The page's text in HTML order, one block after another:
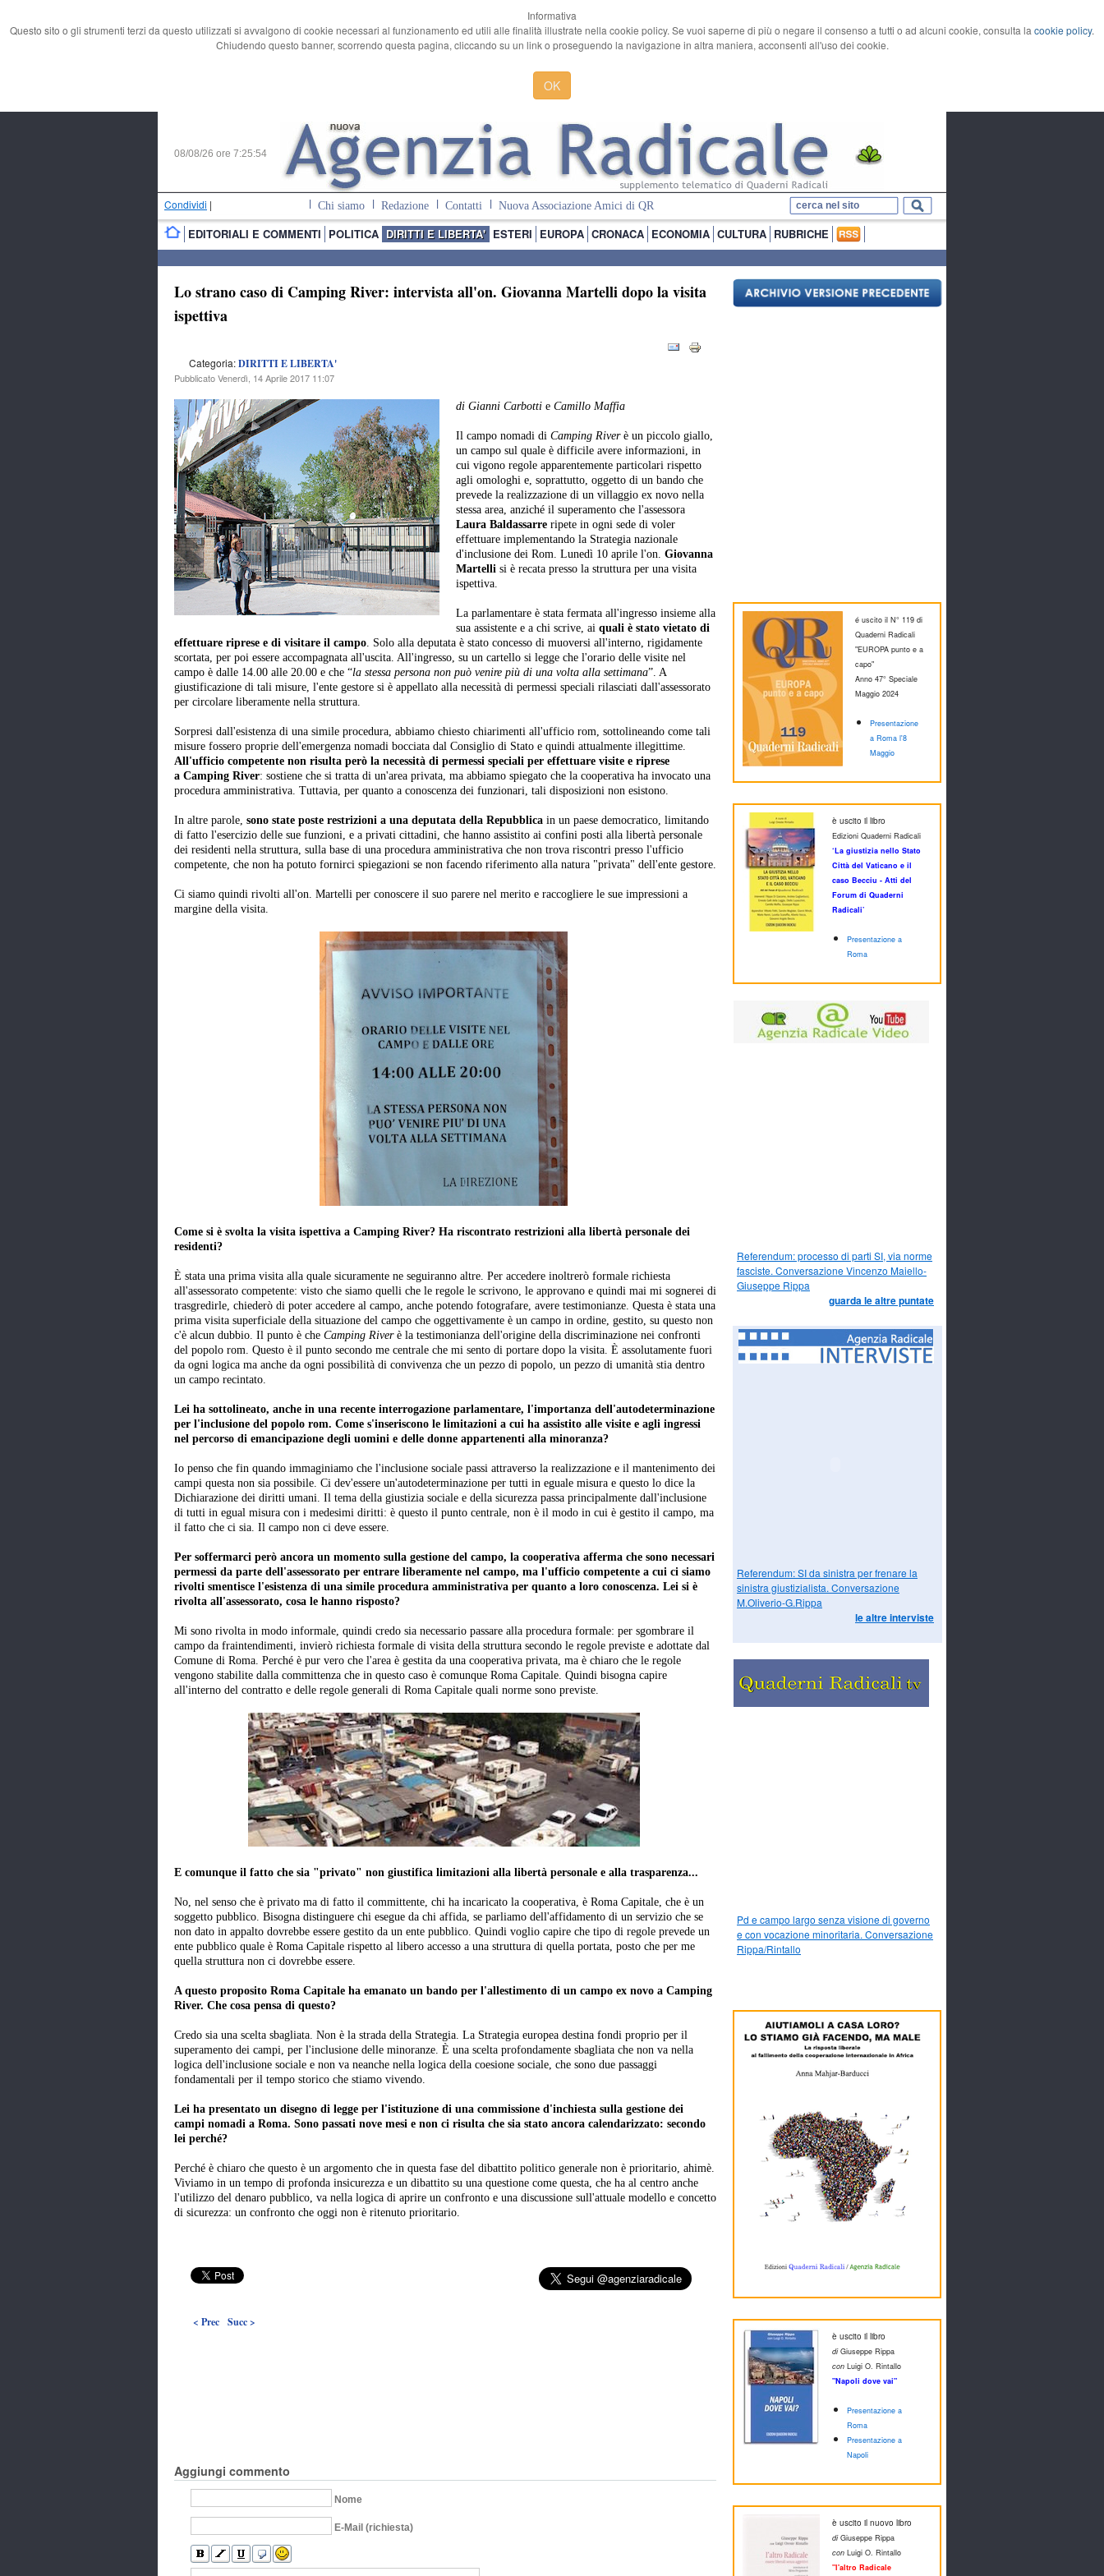
Informativa
Questo sito o gli strumenti terzi da questo utilizzati si avvalgono di cookie necessari al funzionamento ed utili alle finalità illustrate nella cookie policy. Se vuoi saperne di più o negare il consenso a tutti o ad alcuni cookie, consulta la cookie policy.
Chiudendo questo banner, scorrendo questa pagina, cliccando su un link o proseguendo la navigazione in altra maniera, acconsenti all'uso dei cookie.
OK
08/08/26 ore 7:25:55
Condividi | Chi siamo Redazione Contatti Nuova Associazione Amici di QR
EDITORIALI E COMMENTI POLITICA DIRITTI E LIBERTA' ESTERI EUROPA CRONACA ECONOMIA CULTURA RUBRICHE
Lo strano caso di Camping River: intervista all'on. Giovanna Martelli dopo la visita
ispettiva
Categoria:DIRITTI E LIBERTA'
Pubblicato Venerdì, 14 Aprile 2017 11:07
di Gianni Carbotti e Camillo Maffia
Il campo nomadi di Camping Riverè un piccolo giallo,
un campo sul quale è difficile avere informazioni, in
cui vigono regole apparentemente particolari rispetto
agli omologhi e, soprattutto, oggetto di un bando che
prevede la realizzazione di un villaggio ex novo nella
stessa area, anziché il superamento che l'assessora
Laura Baldassarre ripete in ogni sede di voler
effettuare implementando la Strategia nazionale
d'inclusione dei Rom. Lunedì 10 aprile l'on. Giovanna
Martelli si è recata presso la struttura per una visita
ispettiva.
La parlamentare è stata fermata all'ingresso insieme alla
sua assistente e a chi scrive, ai quali è stato vietato di
effettuare riprese e di visitare il campo. Solo alla deputata è stato concesso di muoversi all'interno, rigidamente
scortata, per poi essere accompagnata all'uscita. All'ingresso, su un cartello si legge che l'orario delle visite nel
campo è dalle 14.00 alle 20.00 e che “la stessa persona non può venire più di una volta alla settimana”. A
giustificazione di tali misure, l'ente gestore si è appellato alla necessità di permessi speciali rilasciati dall'assessorato
per circolare liberamente nella struttura.
Sorpresi dall'esistenza di una simile procedura, abbiamo chiesto chiarimenti all'ufficio rom, sottolineando come tali
misure fossero proprie dell'emergenza nomadi bocciata dal Consiglio di Stato e quindi attualmente illegittime.
All'ufficio competente non risulta però la necessità di permessi speciali per effettuare visite e riprese
a Camping River: sostiene che si tratta di un'area privata, ma abbiamo spiegato che la cooperativa ha invocato una
procedura amministrativa. Tuttavia, per quanto a conoscenza dei funzionari, tali disposizioni non esistono.
In altre parole, sono state poste restrizioni a una deputata della Repubblica in un paese democratico, limitando
di fatto l'esercizio delle sue funzioni, e a privati cittadini, che hanno assistito ai confini posti alla libertà personale
dei residenti nella struttura, sulla base di una procedura amministrativa che non trova riscontri presso l'ufficio
competente, che non ha potuto fornirci spiegazioni se non facendo riferimento alla natura "privata" dell'ente gestore.
Ci siamo quindi rivolti all'on. Martelli per conoscere il suo parere nel merito e raccogliere le sue impressioni a
margine della visita.
Come si è svolta la visita ispettiva a Camping River? Ha riscontrato restrizioni alla libertà personale dei
residenti?
È stata una prima visita alla quale sicuramente ne seguiranno altre. Per accedere inoltrerò formale richiesta
all'assessorato competente: visto che siamo quelli che le regole le scrivono, le approvano e quindi mai mi sognerei di
trasgredirle, chiederò di poter accedere al campo, anche potendo fotografare, avere testimonianze. Questa è stata una
prima visita superficiale della situazione del campo che oggettivamente è un campo in ordine, gestito, su questo non
c'è alcun dubbio. Il punto è che Camping Riverè la testimonianza dell'origine della discriminazione nei confronti
del popolo rom. Questo è il punto secondo me centrale che mi sento di portare dopo la visita. È assolutamente fuori
da ogni logica ma anche da ogni possibilità di convivenza che un pezzo di popolo, un pezzo di umanità stia dentro
un campo recintato.
Lei ha sottolineato, anche in una recente interrogazione parlamentare, l'importanza dell'autodeterminazione
per l'inclusione del popolo rom. Come s'inseriscono le limitazioni a cui ha assistito alle visite e agli ingressi
nel percorso di emancipazione degli uomini e delle donne appartenenti alla minoranza?
Io penso che fin quando immaginiamo che l'inclusione sociale passi attraverso la realizzazione e il mantenimento dei
campi questa non sia possibile. Ci dev'essere un'autodeterminazione per tutti in eguale misura e questo lo dice la
Dichiarazione dei diritti umani. Il tema della giustizia sociale e della sicurezza passa principalmente dall'inclusione
di tutti in egual misura con i medesimi diritti: è questo il punto centrale, non è il modo in cui è gestito il campo, ma
il fatto che ci sia. Il campo non ci deve essere.
Per soffermarci però ancora un momento sulla gestione del campo, la cooperativa afferma che sono necessari
permessi da parte dell'assessorato per entrare liberamente nel campo, ma l'ufficio competente a cui ci siamo
rivolti smentisce l'esistenza di una simile procedura amministrativa per quanto a loro conoscenza. Lei si è
rivolta all'assessorato, cosa le hanno risposto?
Mi sono rivolta in modo informale, quindi credo sia necessario passare alla procedura formale: per sgombrare il
campo da fraintendimenti, invierò richiesta formale di visita della struttura secondo le regole previste e adottate dal
Comune di Roma. Perché è pur vero che l'area è gestita da una cooperativa privata, ma è chiaro che le regole
vengono stabilite dalla committenza che in questo caso è comunque Roma Capitale. Quindi bisogna capire
all'interno del contratto e delle regole generali di Roma Capitale quali norme sono previste.
E comunque il fatto che sia "privato" non giustifica limitazioni alla libertà personale e alla trasparenza...
No, nel senso che è privato ma di fatto il committente, chi ha incaricato la cooperativa, è Roma Capitale, che è un
soggetto pubblico. Bisogna distinguere chi esegue da chi affida, se parliamo dell'affidamento di un servizio che se
non dato in appalto dovrebbe essere gestito da un ente pubblico. Quindi voglio capire che tipo di regole prevede un
ente pubblico quale è Roma Capitale rispetto al libero accesso a una struttura di quella portata, posto che per me
quella struttura non ci dovrebbe essere.
A questo proposito Roma Capitale ha emanato un bando per l'allestimento di un campo ex novo a Camping
River. Che cosa pensa di questo?
Credo sia una scelta sbagliata. Non è la strada della Strategia. La Strategia europea destina fondi proprio per il
superamento dei campi, per l'inclusione delle minoranze. È una scelta profondamente sbagliata che non va nella
logica dell'inclusione sociale e non va neanche nella logica della coesione sociale, che sono due passaggi
fondamentali per il tempo storico che stiamo vivendo.
Lei ha presentato un disegno di legge per l'istituzione di una commissione d'inchiesta sulla gestione dei
campi nomadi a Roma. Sono passati nove mesi e non ci risulta che sia stato ancora calendarizzato: secondo
lei perché?
Perché è chiaro che questo è un argomento che in questa fase del dibattito politico generale non è prioritario, ahimè.
Viviamo in un tempo di profonda insicurezza e un dibattito su una questione come questa, che ha al centro anche
l'utilizzo del denaro pubblico, va nella logica di aprire un confronto e una discussione sull'attuale modello e concetto
di sicurezza: un confronto che oggi non è ritenuto prioritario.
< Prec Succ >
Aggiungi commento
Nome
E-Mail (richiesta)
é uscito il N° 119 di
Quaderni Radicali
"EUROPA punto e a
capo"
Anno 47° Speciale
Maggio 2024
Presentazione
a Roma l'8
Maggio
è uscito il libro
Edizioni Quaderni Radicali
‘La giustizia nello Stato
Città del Vaticano e il
caso Becciu - Atti del
Forum di Quaderni
Radicali’
Presentazione a
Roma
Referendum: processo di parti SI, via norme
fasciste. Conversazione Vincenzo Maiello-
Giuseppe Rippa
guarda le altre puntate
Referendum: SI da sinistra per frenare la
sinistra giustizialista. Conversazione
M.Oliverio-G.Rippa
le altre interviste
Pd e campo largo senza visione di governo
e con vocazione minoritaria. Conversazione
Rippa/Rintallo
è uscito il libro
diGiuseppe Rippa
con Luigi O. Rintallo
"Napoli dove vai"
Presentazione a
Roma
Presentazione a
Napoli
è uscito il nuovo libro
diGiuseppe Rippa
con Luigi O. Rintallo
"l'altro Radicale